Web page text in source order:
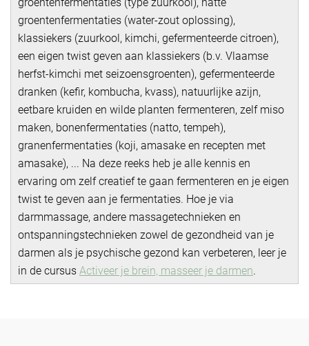
groentenfermentaties (water-zout oplossing),
klassiekers (zuurkool, kimchi, gefermenteerde citroen),
een eigen twist geven aan klassiekers (b.v. Vlaamse
herfst-kimchi met seizoensgroenten), gefermenteerde
dranken (kefir, kombucha, kvass), natuurlijke azijn,
eetbare kruiden en wilde planten fermenteren, zelf miso
maken, bonenfermentaties (natto, tempeh),
granenfermentaties (koji, amasake en recepten met
amasake), ... Na deze reeks heb je alle kennis en
ervaring om zelf creatief te gaan fermenteren en je eigen
twist te geven aan je fermentaties. Hoe je via
darmmassage, andere massagetechnieken en
ontspanningstechnieken zowel de gezondheid van je
darmen als je psychische gezond kan verbeteren, leer je
in de cursus Activeer je brein, masseer je darmen.